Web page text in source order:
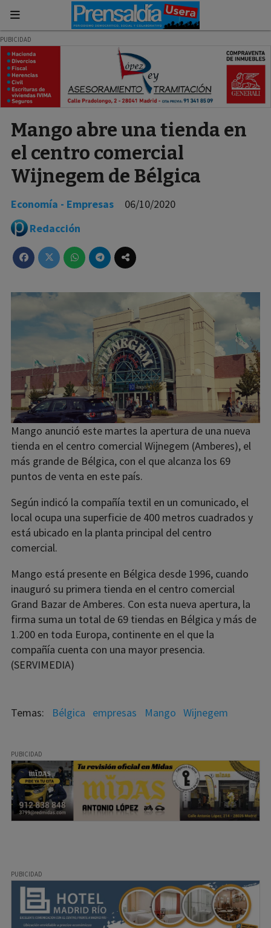
Mango abre una tienda en
el centro comercial
Wijnegem de Bélgica
Economía - Empresas
06/10/2020
Redacción
Mango anunció este martes la apertura de una nueva
tienda en el centro comercial Wijnegem (Amberes), el
más grande de Bélgica, con el que alcanza los 69
puntos de venta en este país.
Según indicó la compañía textil en un comunicado, el
local ocupa una superficie de 400 metros cuadrados y
está ubicado en la planta principal del centro
comercial.
Mango está presente en Bélgica desde 1996, cuando
inauguró su primera tienda en el centro comercial
Grand Bazar de Amberes. Con esta nueva apertura, la
firma suma un total de 69 tiendas en Bélgica y más de
1.200 en toda Europa, continente en el que la
compañía cuenta con una mayor presencia.
(SERVIMEDIA)
Bélgica empresas Mango Wijnegem